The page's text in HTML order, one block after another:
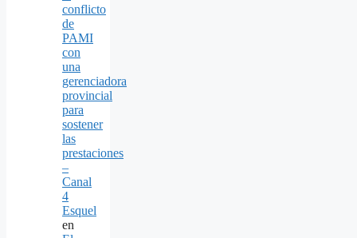
conflicto
de
PAMI
con
una
gerenciadora
provincial
para
sostener
las
prestaciones
–
Canal
4
Esquel
en